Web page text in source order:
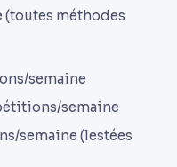
méthodes
semaine
semaine
semaine (lestées